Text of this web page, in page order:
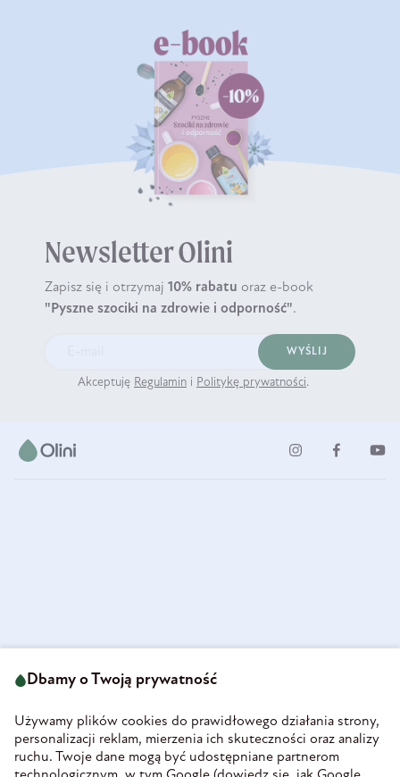
Newsletter Olini
Zapisz się i otrzymaj 10% rabatu oraz e-book
"Pyszne szociki na zdrowie i odporność".
WYŚLIJ
Akceptuję Regulamin i Politykę prywatności.
58-160 Świebodzice
REGON 890213034
INFORMACJE
Dbamy o Twoją prywatność
Używamy plików cookies do prawidłowego działania strony,
personalizacji reklam, mierzenia ich skuteczności oraz analizy
ruchu. Twoje dane mogą być udostępniane partnerom